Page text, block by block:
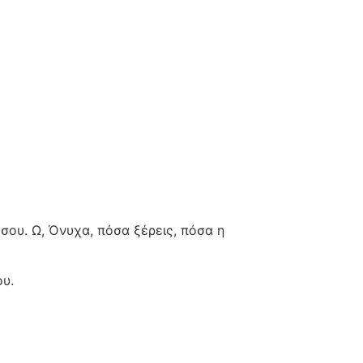
σου. Ω, Όνυχα, πόσα ξέρεις, πόσα η